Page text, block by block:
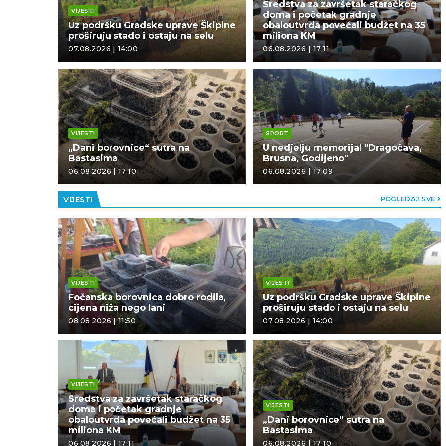
VIJESTI
Uz podršku Gradske uprave Škipine
proširuju stado i ostaju na selu
07.08.2026 | 14:00
Sredstva za završetak staračkog
doma i početak gradnje
obaloutvrda povećali budžet na 35
miliona KM
06.08.2026 | 17:11
VIJESTI
„Dani borovnice“ sutra na
Bastasima
06.08.2026 | 17:10
SPORT
U nedjelju memorijal "Dragočava,
Brusna, Godijeno"
06.08.2026 | 17:09
VIJESTI POGLEDAJ SVE
VIJESTI
Fočanska borovnica dobro rodila,
cijena niža nego lani
08.08.2026 | 11:50
VIJESTI
Uz podršku Gradske uprave Škipine
proširuju stado i ostaju na selu
07.08.2026 | 14:00
VIJESTI
Sredstva za završetak staračkog
doma i početak gradnje
obaloutvrda povećali budžet na 35
miliona KM
06.08.2026 | 17:11
VIJESTI
„Dani borovnice“ sutra na
Bastasima
06.08.2026 | 17:10